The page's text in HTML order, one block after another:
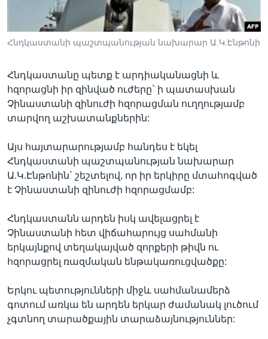
Լեզուներ
Հնդկաստանի պաշտպանության նախարար Ա.Կ.Էնթոնի
Հնդկաստանը պետք է արդիականացնի և
հզորացնի իր զինված ուժերը` ի պատասխան
Չինաստանի զինուժի հզորացման ուղղությամբ
տարվող աշխատանքներին:
Այս հայտարարությամբ հանդես է եկել
Հնդկաստանի պաշտպանության նախարար
Ա.Կ.Էնթոնին` շեշտելով, որ իր երկիրը մտահոգված
է Չինաստանի զինուժի հզորացմամբ:
Հնդկաստանն արդեն իսկ ավելացրել է
Չինաստանի հետ վիճահարույց սահմանի
երկայնքով տեղակայված զորքերի թիվն ու
հզորացրել ռազմական ենթակառուցվածքը:
Երկու պետությունների միջև սահմանամերձ
գոտում առկա են արդեն երկար ժամանակ լուծում
չգտնող տարածքային տարաձայնություններ: